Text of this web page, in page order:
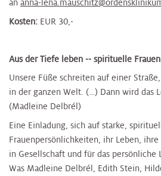
an anna-
Kosten: EUR 30,-
​Aus der Tiefe leben -- spirituelle
Unsere Füße schreiten auf einer
in der ganzen Welt. (…) Dann wird das
(Madleine Delbrél)
Eine Einladung, sich auf starke,
Frauenpersönlichkeiten, ihr Leben,
in Gesellschaft und für das persönliche
Was Madleine Delbrél, Edith Stein,